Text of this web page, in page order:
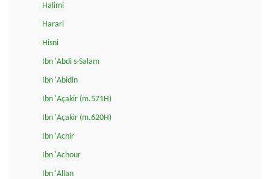
Halimi
Harari
Hisni
Ibn 'Abdi s-Salam
Ibn 'Abidin
Ibn 'Açakir (m.571H)
Ibn 'Açakir (m.620H)
Ibn 'Achir
Ibn 'Achour
Ibn 'Allan